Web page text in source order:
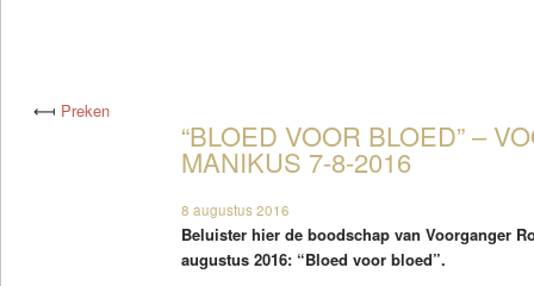
⟻ Preken
“BLOED VOOR BLOED” –
MANIKUS 7-8-2016
8 augustus 2016
Beluister hier de boodschap van Voorganger
augustus 2016: “Bloed voor bloed”.